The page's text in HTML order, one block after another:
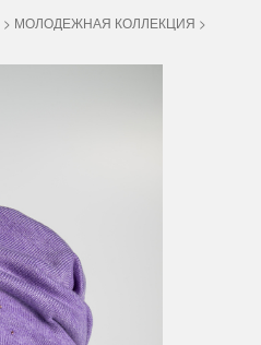
> МОЛОДЕЖНАЯ КОЛЛЕКЦИЯ >